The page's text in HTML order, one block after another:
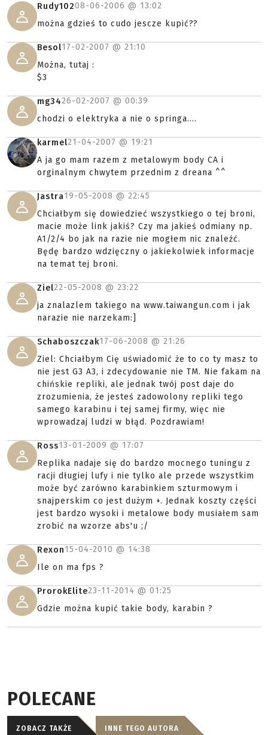
Rudy10208-06-2006 @ 13:02
można gdzieś to cudo jescze kupić??
Besol17-02-2007 @ 21:10
Można, tutaj :
$3
mg3426-02-2007 @ 00:39
chodzi o elektryka a nie o springa....
karmel21-04-2007 @ 19:21
A ja go mam razem z metalowym body CA i
orginalnym chwytem przednim z dreana ^^
Jastra19-05-2008 @ 22:45
Chciałbym się dowiedzieć wszystkiego o tej broni,
macie może link jakiś? Czy ma jakieś odmiany np.
A1/2/4 bo jak na razie nie mogłem nic znaleźć.
Będę bardzo wdzięczny o jakiekolwiek informacje
na temat tej broni.
Ziel22-05-2008 @ 23:22
ja znalazlem takiego na www.taiwangun.com i jak
narazie nie narzekam:]
Schaboszczak17-06-2008 @ 21:26
Ziel: Chciałbym Cię uświadomić że to co ty masz to
nie jest G3 A3, i zdecydowanie nie TM. Nie fakam na
chińskie repliki, ale jednak twój post daje do
zrozumienia, że jesteś zadowolony repliki tego
samego karabinu i tej samej firmy, więc nie
wprowadzaj ludzi w błąd. Pozdrawiam!
Ross13-01-2009 @ 17:07
Replika nadaje się do bardzo mocnego tuningu z
racji długiej lufy i nie tylko ale przede wszystkim
może być zarówno karabinkiem szturmowym i
snajperskim co jest dużym +. Jednak koszty części
jest bardzo wysoki i metalowe body musiałem sam
zrobić na wzorze abs'u ;/
Rexon15-04-2010 @ 14:38
Ile on ma fps ?
ProrokElite23-11-2014 @ 01:25
Gdzie można kupić takie body, karabin ?
POLECANE
ZOBACZ TAKŻE INNE TEGO AUTORA